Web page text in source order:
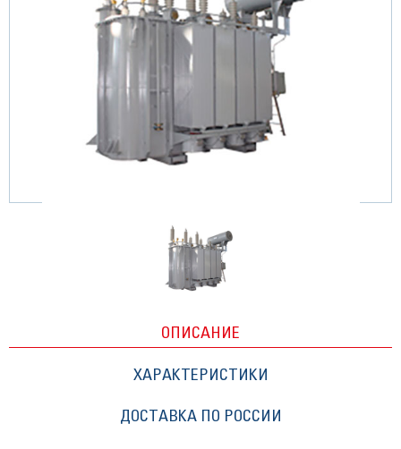
ОПИСАНИЕ
ХАРАКТЕРИСТИКИ
ДОСТАВКА ПО РОССИИ